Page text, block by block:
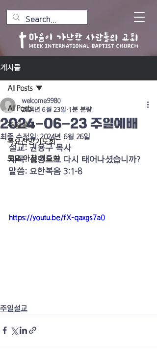
게시물
All Posts
주일설교
목요찬양기도회
토요 아침 기도회
All Posts
2024-06-23 주일예배
welcome9980
2024년 6월 23일 1분 분량
최종 수정일:2024년 6월 26일
설교: 권용구 목사
제목: 성령으로 다시 태어나셨습니까?
말씀: 요한복음 3:1-8
https://youtu.be/fX-qaxgs7a0
주일설교